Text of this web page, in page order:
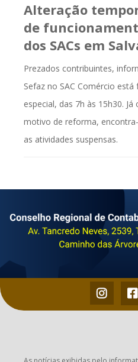
Alteração
de
dos SACs em
Prezados contribuintes,
Sefaz no SAC Comércio
especial, das 7h às 15h30. Já
motivo de reforma,
as atividades suspensas.